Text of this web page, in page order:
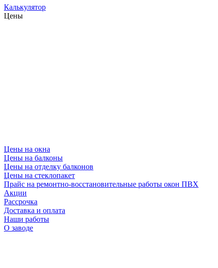
Калькулятор
Цены
Цены на окна
Цены на балконы
Цены на отделку балконов
Цены на стеклопакет
Прайс на ремонтно-восстановительные работы окон ПВХ
Акции
Рассрочка
Доставка и оплата
Наши работы
О заводе